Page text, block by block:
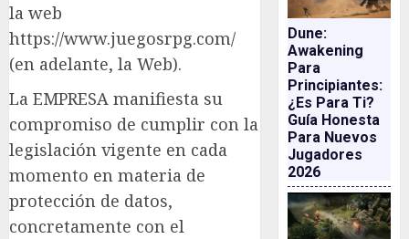
la web
https://www.juegosrpg.com/
(en adelante, la Web).
La EMPRESA manifiesta su
compromiso de cumplir con la
legislación vigente en cada
momento en materia de
protección de datos,
concretamente con el
Dune:
Awakening
Para
Principiantes:
¿es Para Ti?
Guía Honesta
Para Nuevos
Jugadores
2026